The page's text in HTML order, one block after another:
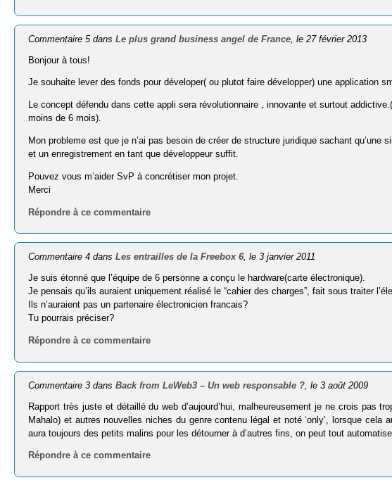
Commentaire 5 dansLe plus grand business angel de France , le 27 février 2013
Bonjour à tous!
Je souhaite lever des fonds pour déveloper( ou plutot faire développer) une application
Le concept défendu dans cette appli sera révolutionnaire , innovante et surtout
moins de 6 mois).
Mon probleme est que je n’ai pas besoin de créer de structure juridique sachant qu’une
et un enregistrement en tant que développeur suffit.
Pouvez vous m’aider SvP à concrétiser mon projet.
Merci
Répondre à ce commentaire
Commentaire 4 dansLes entrailles de la Freebox 6, le 3 janvier 2011
Je suis étonné que l’équipe de 6 personne a conçu le hardware(carte électronique).
Je pensais qu’ils auraient uniquement réalisé le “cahier des charges”, fait sous traiter
Ils n’auraient pas un partenaire électronicien francais?
Tu pourrais préciser?
Répondre à ce commentaire
Commentaire 3 dansBack from LeWeb3 – Un web responsable ? , le 3 août 2009
Rapport très juste et détaillé du web d’aujourd’hui, malheureusement je ne crois pas
Mahalo) et autres nouvelles niches du genre contenu légal et noté ‘only’, lorsque cela
aura toujours des petits malins pour les détourner à d’autres fins, on peut tout
Répondre à ce commentaire